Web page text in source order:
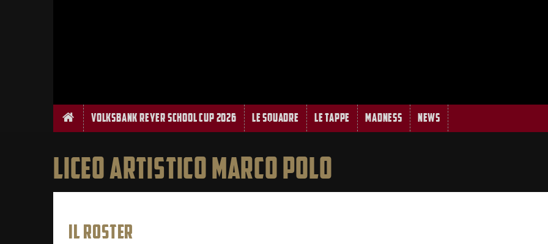
HomeVolksbank Reyer School Cup 2026 Le Squadre Le tappe MADNESS News
LICEO ARTISTICO MARCO POLO
IL ROSTER